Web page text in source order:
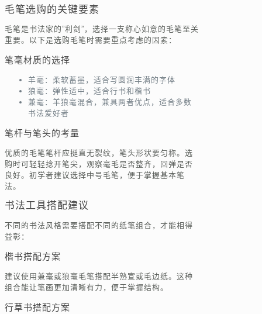
毛笔选购的关键要素
毛笔是书法家的”利剑”，选择一支称心如意的毛笔至关
重要。以下是选购毛笔时需要重点考虑的因素：
笔毫材质的选择
羊毫：柔软蓄墨，适合写圆润丰满的字体
狼毫：弹性适中，适合行书和楷书
兼毫：羊狼毫混合，兼具两者优点，适合多数
书法爱好者
笔杆与笔头的考量
优质的毛笔笔杆应挺直无裂纹，笔头形状要匀称。选
购时可轻轻捻开笔尖，观察毫毛是否整齐，回弹是否
良好。初学者建议选择中号毛笔，便于掌握基本笔
法。
书法工具搭配建议
不同的书法风格需要搭配不同的纸笔组合，才能相得
益彰：
楷书搭配方案
建议使用兼毫或狼毫毛笔搭配半熟宣或毛边纸。这种
组合能让笔画更加清晰有力，便于掌握结构。
行草书搭配方案